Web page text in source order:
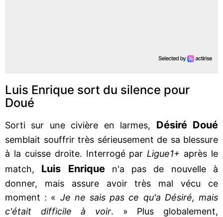
Luis Enrique sort du silence pour
Doué
Sorti sur une civière en larmes, Désiré Doué
semblait souffrir très sérieusement de sa blessure
à la cuisse droite. Interrogé par Ligue1+ après le
match, Luis Enriquen'a pas de nouvelle à
donner, mais assure avoir très mal vécu ce
moment : « Je ne sais pas ce qu'a Désiré, mais
c'était difficile à voir. » Plus globalement,